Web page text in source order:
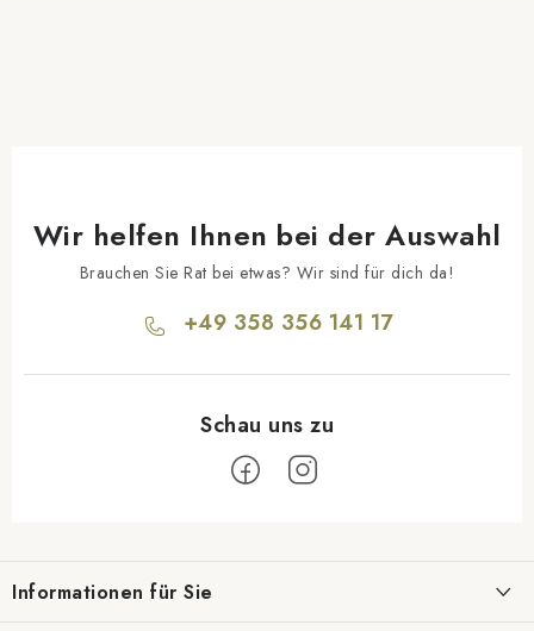
Wir helfen Ihnen bei der Auswahl
Brauchen Sie Rat bei etwas? Wir sind für dich da!
+49 358 356 141 17
ßInformationen für Sie